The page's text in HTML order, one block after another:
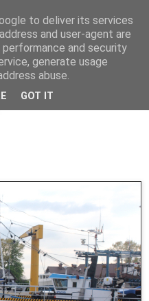
to deliver its services
and user-agent are
and security
generate usage
abuse.
GOT IT